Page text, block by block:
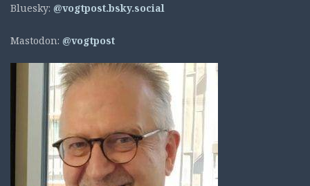
Bluesky: @vogtpost.bsky.social
Mastodon: @vogtpost